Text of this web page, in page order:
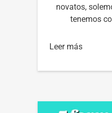
novatos,
tenemos
Leer más